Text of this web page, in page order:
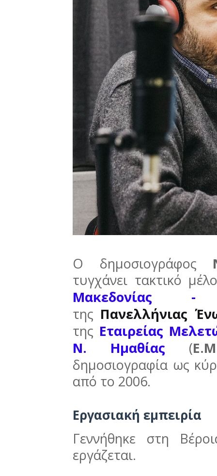
Ο δημοσιογράφος
τυγχάνει τακτικό
Μακεδονίας -
της Πανελλήνιας
της Εταιρείας
Ν. Ημαθίας (
δημοσιογραφία ως
από το 2006.
Εργασιακή εμπειρία
Γεννήθηκε στη
εργάζεται.